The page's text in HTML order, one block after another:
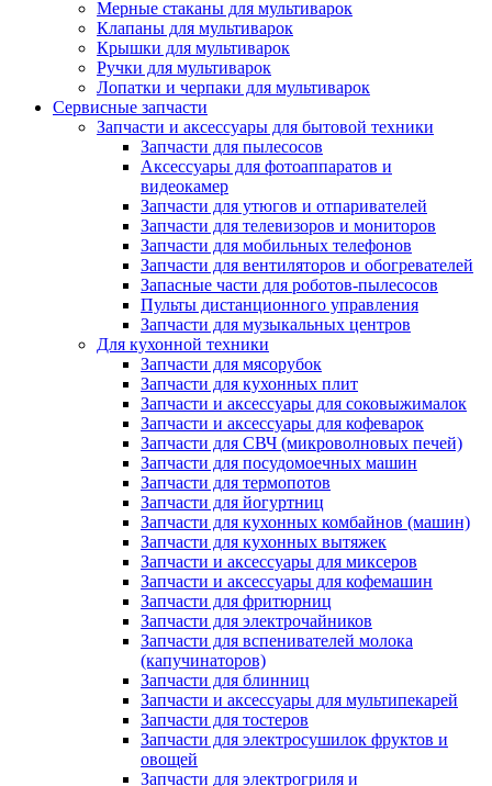
Мерные стаканы для мультиварок
Клапаны для мультиварок
Крышки для мультиварок
Ручки для мультиварок
Лопатки и черпаки для мультиварок
Сервисные запчасти
Запчасти и аксессуары для бытовой техники
Запчасти для пылесосов
Аксессуары для фотоаппаратов и
видеокамер
Запчасти для утюгов и отпаривателей
Запчасти для телевизоров и мониторов
Запчасти для мобильных телефонов
Запчасти для вентиляторов и обогревателей
Запасные части для роботов-пылесосов
Пульты дистанционного управления
Запчасти для музыкальных центров
Для кухонной техники
Запчасти для мясорубок
Запчасти для кухонных плит
Запчасти и аксессуары для соковыжималок
Запчасти и аксессуары для кофеварок
Запчасти для СВЧ (микроволновых печей)
Запчасти для посудомоечных машин
Запчасти для термопотов
Запчасти для йогуртниц
Запчасти для кухонных комбайнов (машин)
Запчасти для кухонных вытяжек
Запчасти и аксессуары для миксеров
Запчасти и аксессуары для кофемашин
Запчасти для фритюрниц
Запчасти для электрочайников
Запчасти для вспенивателей молока
(капучинаторов)
Запчасти для блинниц
Запчасти и аксессуары для мультипекарей
Запчасти для тостеров
Запчасти для электросушилок фруктов и
овощей
Запчасти для электрогриля и